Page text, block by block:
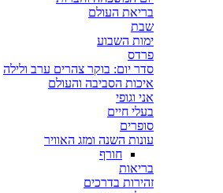
בריאת העולם
שבת
ימות השבוע
פרדס
סדר יום: בוקר צהרים ערב ולילה
איכות הסביבה והעולם
אני וגופי
בעלי חיים
סופרים
עונות השנה ומזג האוויר
חורף
בריאות
זהירות בדרכים